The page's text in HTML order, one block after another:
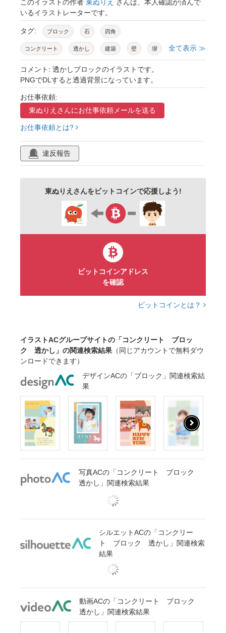
このイラストの作者 東ぬりえ さんは、本人確認が済んで
いるイラストレーターです。
タグ: ブロック 石 四角
コンクリート 透かし 建築 壁 塀
素材 和風 みやま 透かしブロック
穴
全て表示 ≫
コメント: 透かしブロックのイラストです。
PNGでDLすると透過背景になっています。
お仕事依頼:
東ぬりえさんにお仕事依頼メールを送る
お仕事依頼とは?
違反報告
東ぬりえさんをビットコインで応援しよう!
ビットコインアドレス
を確認
ビットコインとは？
イラストACグループサイトの「コンクリート ブロッ
ク 透かし」の関連検索結果 （同じアカウントで無料ダウ
ンロードできます）
デザインACの「ブロック」関連検索結
果
写真ACの「コンクリート ブロック
透かし」関連検索結果
シルエットACの「コンクリー
ト ブロック 透かし」関連検索
結果
動画ACの「コンクリート ブロック
透かし」関連検索結果